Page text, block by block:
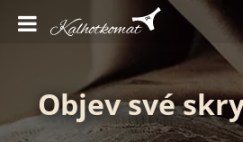
Objev své